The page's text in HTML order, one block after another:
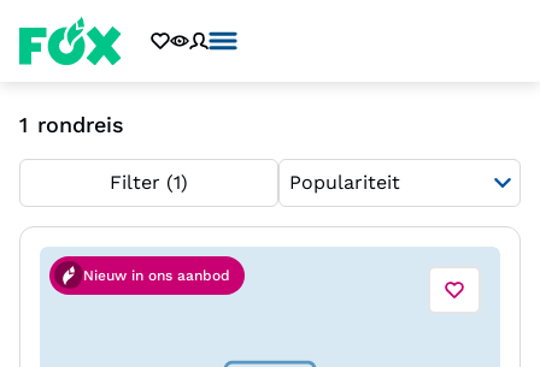
1 rondreis
Filter (1)
Nieuw in ons aanbod